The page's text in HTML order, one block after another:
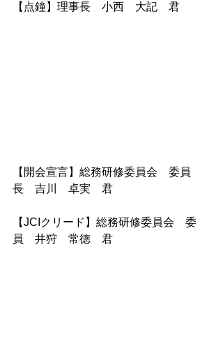
【点鐘】理事長　小西　大記　君
【開会宣言】総務研修委員会　委員
長　吉川　卓実　君
【JCIクリード】総務研修委員会　委
員　井狩　常徳　君